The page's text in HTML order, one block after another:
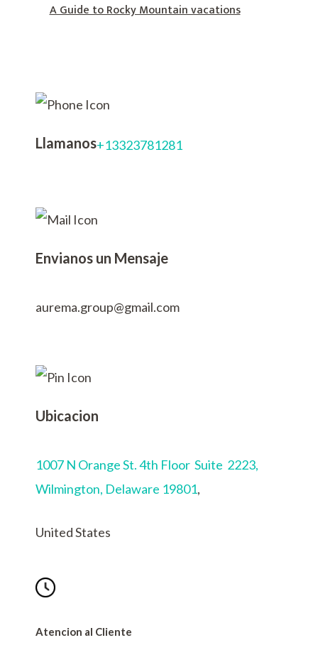
A Guide to Rocky Mountain vacations
Llamanos+13323781281
Envianos un Mensaje
aurema.group@gmail.com
Ubicacion
1007 N Orange St. 4th Floor Suite 2223,
Wilmington, Delaware 19801,
United States
Atencion al Cliente